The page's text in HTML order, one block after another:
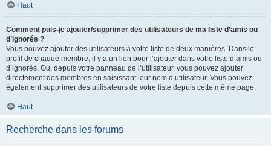
Haut
Comment puis-je ajouter/supprimer des utilisateurs de ma liste d’amis ou
d’ignorés ?
Vous pouvez ajouter des utilisateurs à votre liste de deux manières. Dans le
profil de chaque membre, il y a un lien pour l’ajouter dans votre liste d’amis ou
d’ignorés. Ou, depuis votre panneau de l’utilisateur, vous pouvez ajouter
directement des membres en saisissant leur nom d’utilisateur. Vous pouvez
également supprimer des utilisateurs de votre liste depuis cette même page.
Haut
Recherche dans les forums